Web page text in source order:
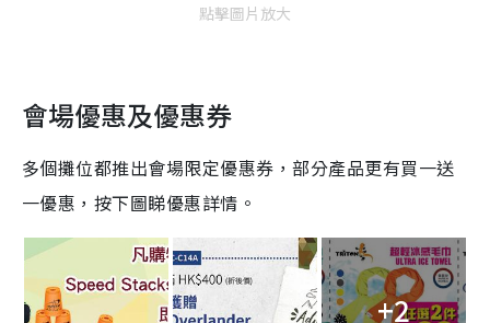
點擊圖片放大
會場優惠及優惠券
多個攤位都推出會場限定優惠券，部分產品更有買一送
一優惠，按下圖睇優惠詳情。
+2